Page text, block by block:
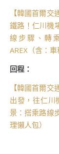
【韓國首爾
鐵路！仁川機
線步驟、轉
AREX（含：
回程：
【韓國首爾
出發，往仁川
景：搭乘路線
理懶人包）